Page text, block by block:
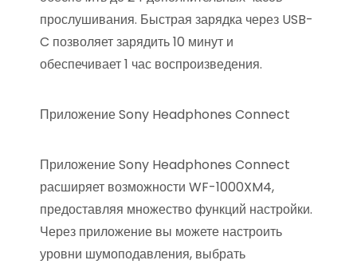
прослушивания. Быстрая зарядка через USB-
C позволяет зарядить 10 минут и
обеспечивает 1 час воспроизведения.
Приложение Sony Headphones Connect
Приложение Sony Headphones Connect
расширяет возможности WF-1000XM4,
предоставляя множество функций настройки.
Через приложение вы можете настроить
уровни шумоподавления, выбрать